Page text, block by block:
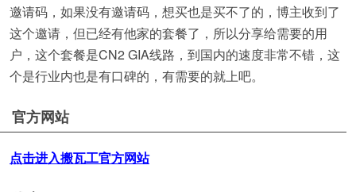
邀请码，如果没有邀请码，想买也是买不了的，博主收到了
这个邀请，但已经有他家的套餐了，所以分享给需要的用
户，这个套餐是CN2 GIA线路，到国内的速度非常不错，这
个是行业内也是有口碑的，有需要的就上吧。
官方网站
点击进入搬瓦工官方网站